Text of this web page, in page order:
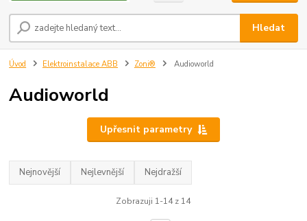
Hledat
Úvod Elektroinstalace ABB Zoni® Audioworld
Audioworld
Upřesnit parametry
Nejnovější Nejlevnější Nejdražší
Zobrazuji 1-14 z 14